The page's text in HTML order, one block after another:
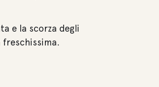
e la scorza degli
freschissima.